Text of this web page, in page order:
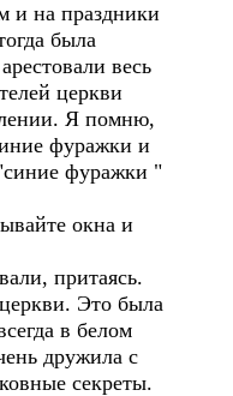
и на праздники
была
весь
церкви
Я помню,
фуражки и
фуражки "
окна и
притаясь.
Это была
в белом
дружила с
секреты.